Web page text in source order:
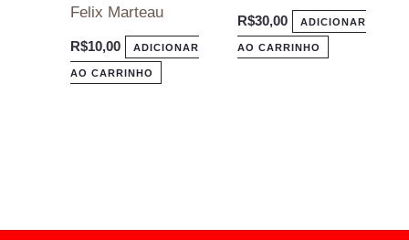
Felix Marteau
R$10,00 ADICIONAR
AO CARRINHO
R$30,00 ADICIONAR
AO CARRINHO